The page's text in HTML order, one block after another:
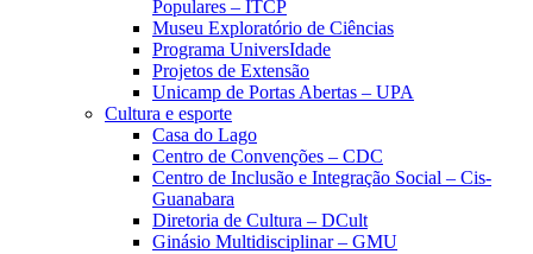
Populares – ITCP
Museu Exploratório de Ciências
Programa UniversIdade
Projetos de Extensão
Unicamp de Portas Abertas – UPA
Cultura e esporte
Casa do Lago
Centro de Convenções – CDC
Centro de Inclusão e Integração Social – Cis-
Guanabara
Diretoria de Cultura – DCult
Ginásio Multidisciplinar – GMU